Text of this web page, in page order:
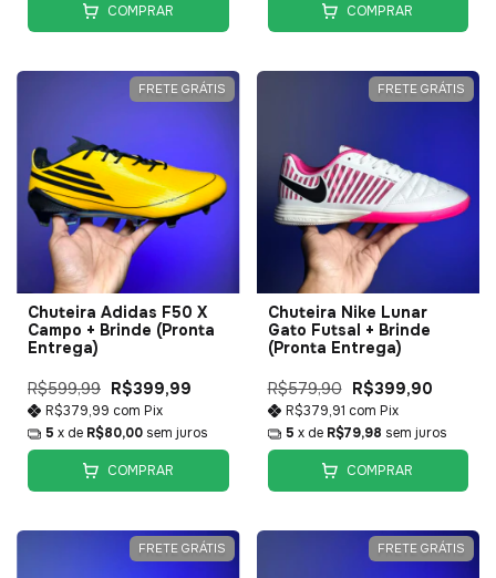
COMPRAR COMPRAR
FRETE GRÁTIS
Chuteira Adidas F50 X
Campo + Brinde (Pronta
Entrega)
R$599,99 R$399,99
R$379,99 com Pix
5 x de R$80,00 sem juros
COMPRAR
FRETE GRÁTIS
Chuteira Nike Lunar
Gato Futsal + Brinde
(Pronta Entrega)
R$579,90 R$399,90
R$379,91 com Pix
5 x de R$79,98 sem juros
COMPRAR
FRETE GRÁTIS FRETE GRÁTIS